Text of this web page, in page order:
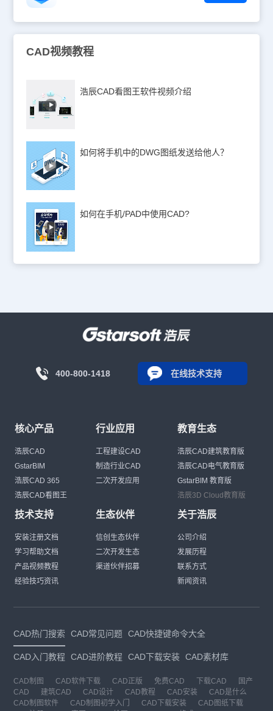
CAD视频教程
浩辰CAD看图王软件视频介绍
如何将手机中的DWG图纸发送给他人？
如何在手机/PAD中使用CAD?
400-800-1418 在线技术支持
核心产品
浩辰CAD
GstarBIM
浩辰CAD 365
浩辰CAD看图王
行业应用
工程建设CAD
制造行业CAD
二次开发应用
教育生态
浩辰CAD建筑教育版
浩辰CAD电气教育版
GstarBIM 教育版
浩辰3D Cloud教育版
技术支持
安装注册文档
学习帮助文档
产品视频教程
经验技巧资讯
生态伙伴
信创生态伙伴
二次开发生态
渠道伙伴招募
关于浩辰
公司介绍
发展历程
联系方式
新闻资讯
CAD热门搜索 CAD常见问题 CAD快捷键命令大全
CAD入门教程 CAD进阶教程 CAD下载安装 CAD素材库
CAD制图 CAD软件下载 CAD正版 免费CAD 下载CAD
国产
CAD
建筑CAD CAD设计 CAD教程 CAD安装
CAD是什么
CAD制图软件
CAD制图初学入门 CAD下载安装
CAD图纸下载